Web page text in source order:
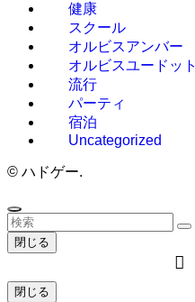
健康
スクール
オルビスアンバー
オルビスユードット
流行
パーティ
宿泊
Uncategorized
© ハドゲー.
閉じる
閉じる